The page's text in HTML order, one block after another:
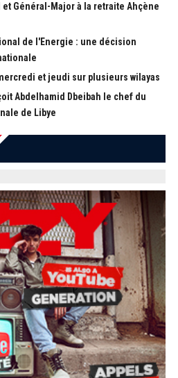
et Général-Major à la retraite Ahçène
de l'Energie : une décision
et jeudi sur plusieurs wilayas
Abdelhamid Dbeibah le chef du
de Libye